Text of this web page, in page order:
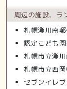
周辺の施設、 ラ
札幌澄川南
認定こども
札幌市立澄
札幌市立西
セブンイレ